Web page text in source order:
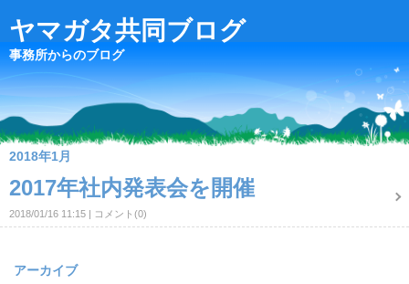
ヤマガタ共同ブログ
事務所からのブログ
2018年1月
2017年社内発表会を開催
2018/01/16 11:15 コメント(0)
アーカイブ